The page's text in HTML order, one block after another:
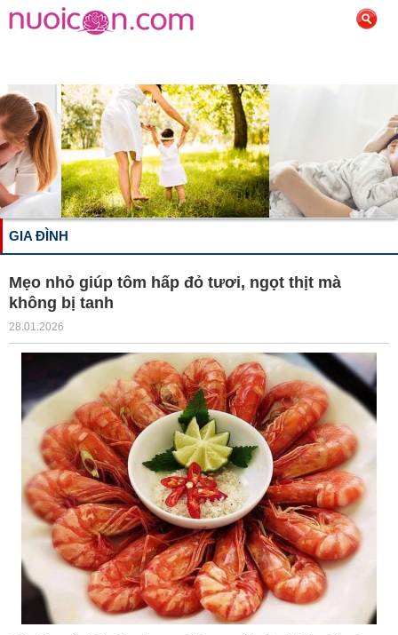
GIA ĐÌNH
Mẹo nhỏ giúp tôm hấp đỏ tươi, ngọt thịt mà
không bị tanh
28.01.2026